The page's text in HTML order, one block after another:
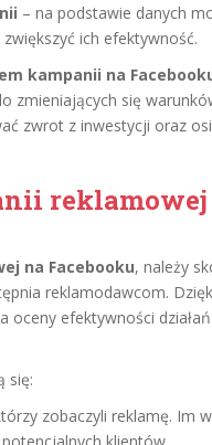
– na podstawie danych
ich efektywność.
kampanii na
zmieniających się
zwrot z inwestycji oraz
reklamowej
na Facebooku, należy
reklamodawcom.
oceny efektywności działań
się:
zobaczyli reklamę. Im
klientów.